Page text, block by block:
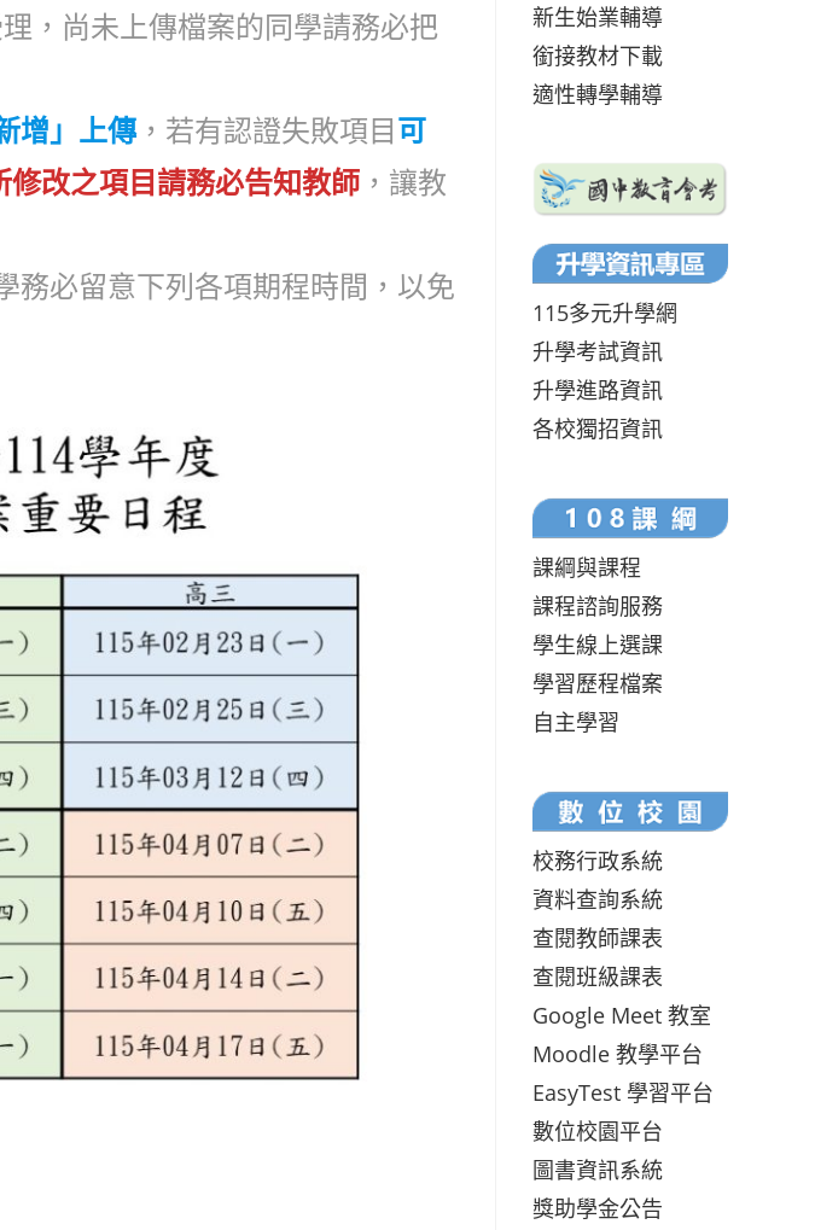
理，尚未上傳檔案的同學請務必把
增」上傳，若有認證失敗項目可
改之項目請務必告知教師 ，讓教
務必留意下列各項期程時間，以免
新生始業輔導
銜接教材下載
適性轉學輔導
115多元升學網
升學考試資訊
升學進路資訊
各校獨招資訊
課綱與課程
課程諮詢服務
學生線上選課
學習歷程檔案
自主學習
校務行政系統
資料查詢系統
查閱教師課表
查閱班級課表
Google Meet 教室
Moodle 教學平台
EasyTest 學習平台
數位校園平台
圖書資訊系統
獎助學金公告